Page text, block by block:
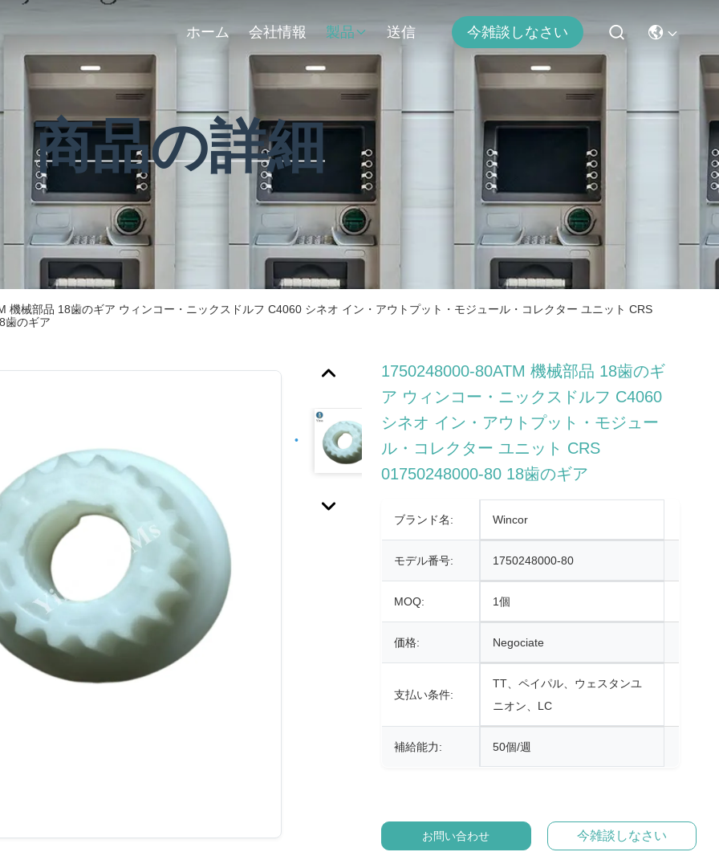
ホーム 会社情報 製品 送信 今雑談しなさい
商品の詳細
機械部品 18歯のギア ウィンコー・ニックスドルフ C4060 シネオ イン・アウトプット・モジュール・コレクター ユニット CRS
歯のギア
1750248000-80ATM 機械部品 18歯のギ
ア ウィンコー・ニックスドルフ C4060
シネオ イン・アウトプット・モジュー
ル・コレクター ユニット CRS
01750248000-80 18歯のギア
ブランド名: Wincor
モデル番号: 1750248000-80
MOQ: 1個
価格: Negociate
支払い条件:
TT、ペイパル、ウェスタンユ
ニオン、LC
補給能力: 50個/週
お問い合わせ 今雑談しなさい